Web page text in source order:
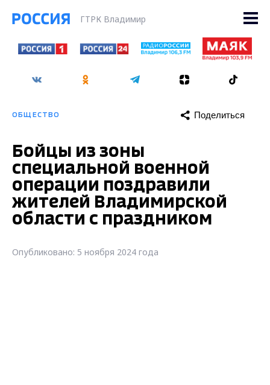
ГТРК Владимир
ОБЩЕСТВО Поделиться
Бойцы из зоны
специальной военной
операции поздравили
жителей Владимирской
области с праздником
Опубликовано: 5 ноября 2024 года